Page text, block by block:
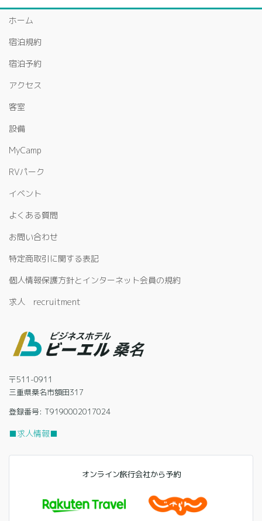
ホーム
宿泊規約
宿泊予約
アクセス
客室
設備
MyCamp
RVパーク
イベント
よくある質問
お問い合わせ
特定商取引に関する表記
個人情報保護方針とインターネット会員の規約
求人 recruitment
〒511-0911
三重県桑名市額田317
登録番号: T9190002017024
■求人情報■
オンライン旅行会社から予約